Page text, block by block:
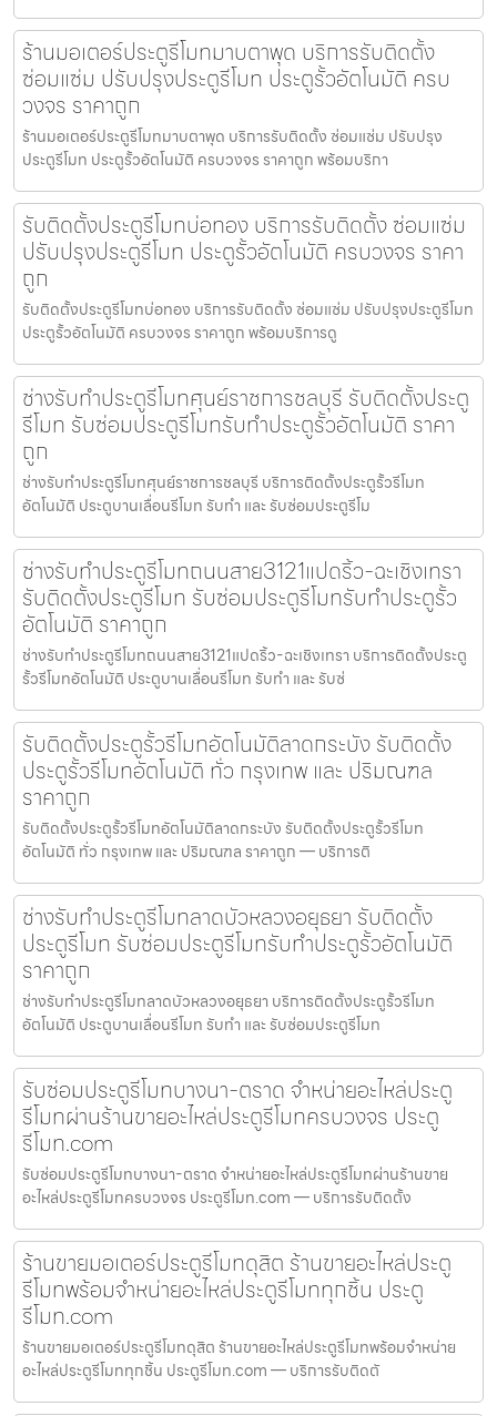
ร้านมอเตอร์ประตูรีโมทมาบตาพุด บริการรับติดตั้ง
ซ่อมแซ่ม ปรับปรุงประตูรีโมท ประตูรั้วอัตโนมัติ ครบ
วงจร ราคาถูก
ร้านมอเตอร์ประตูรีโมทมาบตาพุด บริการรับติดตั้ง ซ่อมแซ่ม ปรับปรุง
ประตูรีโมท ประตูรั้วอัตโนมัติ ครบวงจร ราคาถูก พร้อมบริกา
รับติดตั้งประตูรีโมทบ่อทอง บริการรับติดตั้ง ซ่อมแซ่ม
ปรับปรุงประตูรีโมท ประตูรั้วอัตโนมัติ ครบวงจร ราคา
ถูก
รับติดตั้งประตูรีโมทบ่อทอง บริการรับติดตั้ง ซ่อมแซ่ม ปรับปรุงประตูรีโมท
ประตูรั้วอัตโนมัติ ครบวงจร ราคาถูก พร้อมบริการดู
ช่างรับทำประตูรีโมทศุนย์ราชการชลบุรี รับติดตั้งประตู
รีโมท รับซ่อมประตูรีโมทรับทำประตูรั้วอัตโนมัติ ราคา
ถูก
ช่างรับทำประตูรีโมทศุนย์ราชการชลบุรี บริการติดตั้งประตูรั้วรีโมท
อัตโนมัติ ประตูบานเลื่อนรีโมท รับทำ และ รับซ่อมประตูรีโม
ช่างรับทำประตูรีโมทถนนสาย3121แปดริ้ว-ฉะเชิงเทรา
รับติดตั้งประตูรีโมท รับซ่อมประตูรีโมทรับทำประตูรั้ว
อัตโนมัติ ราคาถูก
ช่างรับทำประตูรีโมทถนนสาย3121แปดริ้ว-ฉะเชิงเทรา บริการติดตั้งประตู
รั้วรีโมทอัตโนมัติ ประตูบานเลื่อนรีโมท รับทำ และ รับซ่
รับติดตั้งประตูรั้วรีโมทอัตโนมัติลาดกระบัง รับติดตั้ง
ประตูรั้วรีโมทอัตโนมัติ ทั่ว กรุงเทพ และ ปริมณฑล
ราคาถูก
รับติดตั้งประตูรั้วรีโมทอัตโนมัติลาดกระบัง รับติดตั้งประตูรั้วรีโมท
อัตโนมัติ ทั่ว กรุงเทพ และ ปริมณฑล ราคาถูก — บริการติ
ช่างรับทำประตูรีโมทลาดบัวหลวงอยุธยา รับติดตั้ง
ประตูรีโมท รับซ่อมประตูรีโมทรับทำประตูรั้วอัตโนมัติ
ราคาถูก
ช่างรับทำประตูรีโมทลาดบัวหลวงอยุธยา บริการติดตั้งประตูรั้วรีโมท
อัตโนมัติ ประตูบานเลื่อนรีโมท รับทำ และ รับซ่อมประตูรีโมท
รับซ่อมประตูรีโมทบางนา-ตราด จำหน่ายอะไหล่ประตู
รีโมทผ่านร้านขายอะไหล่ประตูรีโมทครบวงจร ประตู
รีโมท.com
รับซ่อมประตูรีโมทบางนา-ตราด จำหน่ายอะไหล่ประตูรีโมทผ่านร้านขาย
อะไหล่ประตูรีโมทครบวงจร ประตูรีโมท.com — บริการรับติดตั้ง
ร้านขายมอเตอร์ประตูรีโมทดุสิต ร้านขายอะไหล่ประตู
รีโมทพร้อมจำหน่ายอะไหล่ประตูรีโมททุกชิ้น ประตู
รีโมท.com
ร้านขายมอเตอร์ประตูรีโมทดุสิต ร้านขายอะไหล่ประตูรีโมทพร้อมจำหน่าย
อะไหล่ประตูรีโมททุกชิ้น ประตูรีโมท.com — บริการรับติดตั